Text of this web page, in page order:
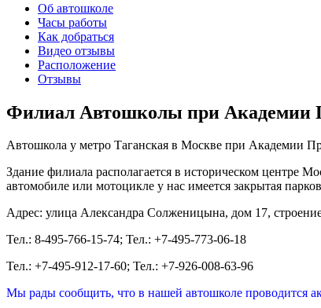
Об автошколе
Часы работы
Как добраться
Видео отзывы
Расположение
Отзывы
Филиал Автошколы при Академии
Автошкола у метро Таганская в Москве при Академии
Здание филиала располагается в историческом центре
автомобиле или мотоцикле у нас имеется закрытая
Адрес: улица Александра Солженицына, дом 17,
Тел.: 8-495-766-15-74; Тел.: +7-495-773-06-18
Тел.: +7-495-912-17-60; Тел.: +7-926-008-63-96
Мы рады сообщить, что в нашей автошколе проводится